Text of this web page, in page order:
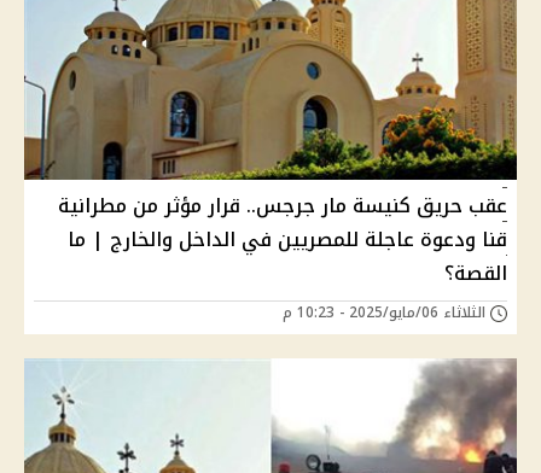
عقب حريق كنيسة مار جرجس.. قرار مؤثر من مطرانية
قنا ودعوة عاجلة للمصريين في الداخل والخارج | ما
القصة؟
الثلاثاء 06/مايو/2025 - 10:23 م